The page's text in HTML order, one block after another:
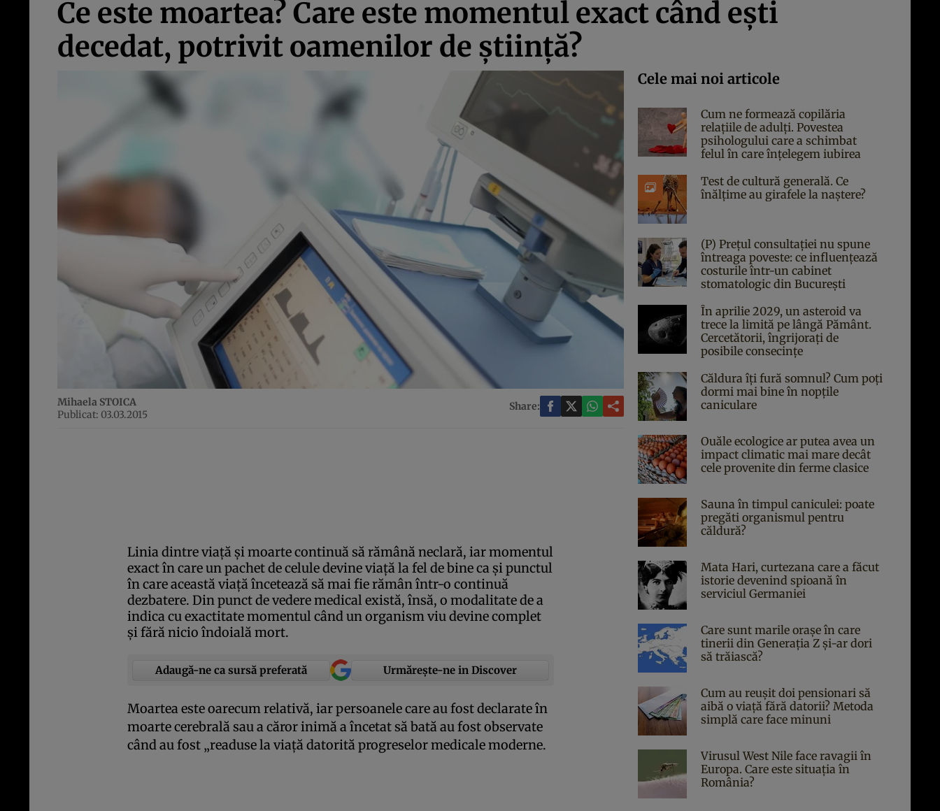
Ce este moartea? Care este momentul exact când eşti
decedat, potrivit oamenilor de ştiinţă?
Mihaela STOICA
Publicat: 03.03.2015
Share:
Linia dintre viaţă şi moarte continuă să rămână neclară, iar momentul
exact în care un pachet de celule devine viaţă la fel de bine ca şi punctul
în care această viaţă încetează să mai fie rămân într-o continuă
dezbatere. Din punct de vedere medical există, însă, o modalitate de a
indica cu exactitate momentul când un organism viu devine complet
şi fără nicio îndoială mort.
Adaugă-ne ca sursă preferată Urmărește-ne in Discover
Moartea este oarecum relativă, iar persoanele care au fost declarate în
moarte cerebrală sau a căror inimă a încetat să bată au fost observate
când au fost „readuse la viaţă datorită progreselor medicale moderne.
Cele mai noi articole
Cum ne formează copilăria
relațiile de adulți. Povestea
psihologului care a schimbat
felul în care înțelegem iubirea
Test de cultură generală. Ce
înălțime au girafele la naștere?
(P) Prețul consultației nu spune
întreaga poveste: ce influențează
costurile într-un cabinet
stomatologic din București
În aprilie 2029, un asteroid va
trece la limită pe lângă Pământ.
Cercetătorii, îngrijorați de
posibile consecințe
Căldura îți fură somnul? Cum poți
dormi mai bine în nopțile
caniculare
Ouăle ecologice ar putea avea un
impact climatic mai mare decât
cele provenite din ferme clasice
Sauna în timpul caniculei: poate
pregăti organismul pentru
căldură?
Mata Hari, curtezana care a făcut
istorie devenind spioană în
serviciul Germaniei
Care sunt marile orașe în care
tinerii din Generația Z și-ar dori
să trăiască?
Cum au reușit doi pensionari să
aibă o viață fără datorii? Metoda
simplă care face minuni
Virusul West Nile face ravagii în
Europa. Care este situația în
România?